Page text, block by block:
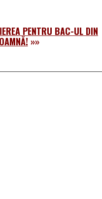
PENTRU BAC-UL DIN
»»